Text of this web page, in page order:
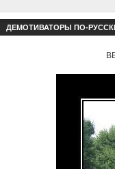
ДЕМОТИВАТОРЫ ПО-